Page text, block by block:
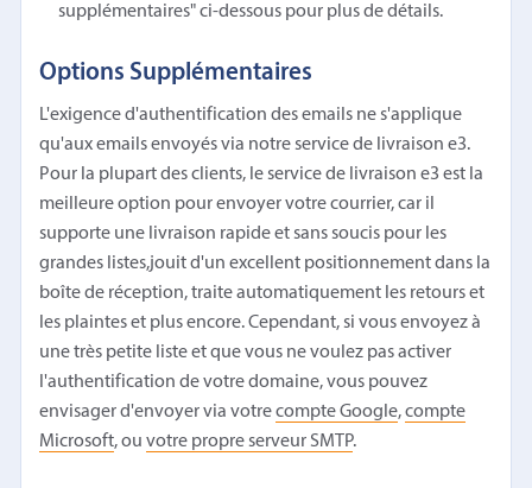
supplémentaires" ci-dessous pour plus de détails.
Options Supplémentaires
L'exigence d'authentification des emails ne s'applique
qu'aux emails envoyés via notre service de livraison e3.
Pour la plupart des clients, le service de livraison e3 est la
meilleure option pour envoyer votre courrier, car il
supporte une livraison rapide et sans soucis pour les
grandes listes,jouit d'un excellent positionnement dans la
boîte de réception, traite automatiquement les retours et
les plaintes et plus encore. Cependant, si vous envoyez à
une très petite liste et que vous ne voulez pas activer
l'authentification de votre domaine, vous pouvez
envisager d'envoyer via votrecompte Google,compte
Microsoft, ouvotre propre serveur SMTP.